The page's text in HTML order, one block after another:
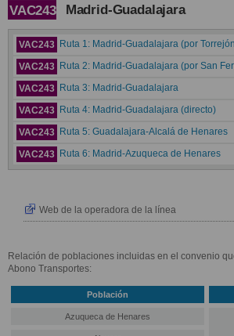
VAC243 Madrid-Guadalajara
VAC243 Ruta 1: Madrid-Guadalajara (por
VAC243 Ruta 2: Madrid-Guadalajara (por San
VAC243 Ruta 3: Madrid-Guadalajara
VAC243 Ruta 4: Madrid-Guadalajara (directo)
VAC243 Ruta 5: Guadalajara-Alcalá de Henares
VAC243 Ruta 6: Madrid-Azuqueca de Henares
Web de la operadora de la línea
Relación de poblaciones incluidas en el convenio
Abono Transportes:
Población
Azuqueca de Henares